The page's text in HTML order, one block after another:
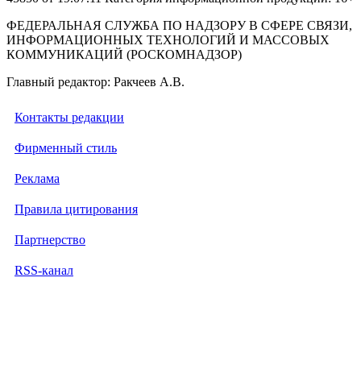
ФЕДЕРАЛЬНАЯ СЛУЖБА ПО НАДЗОРУ В СФЕРЕ СВЯЗИ,
ИНФОРМАЦИОННЫХ ТЕХНОЛОГИЙ И МАССОВЫХ
КОММУНИКАЦИЙ (РОСКОМНАДЗОР)
Главный редактор: Ракчеев А.В.
Контакты редакции
Фирменный стиль
Реклама
Правила цитирования
Партнерство
RSS-канал